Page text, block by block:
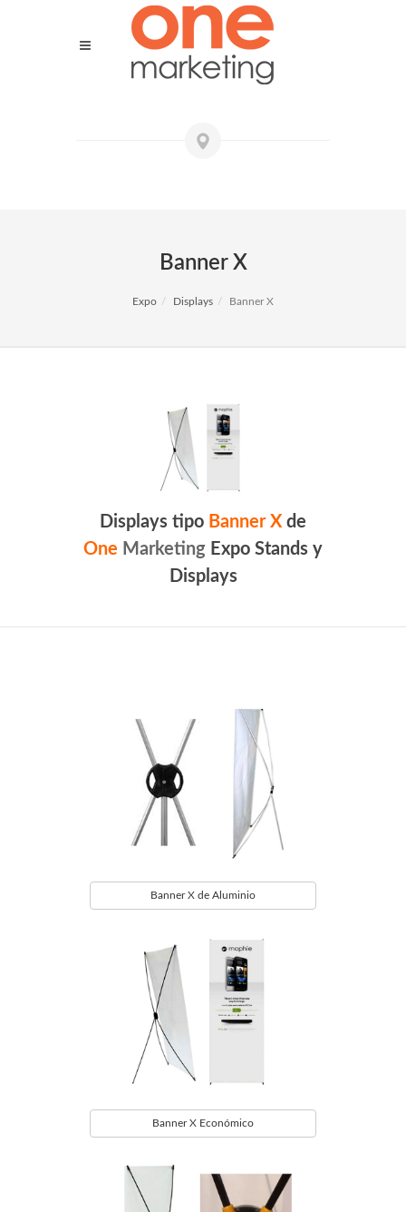
Banner X
Expo Displays Banner X
Displays tipo Banner Xde
One Marketing Expo Stands y
Displays
Banner X de Aluminio
Banner X Económico